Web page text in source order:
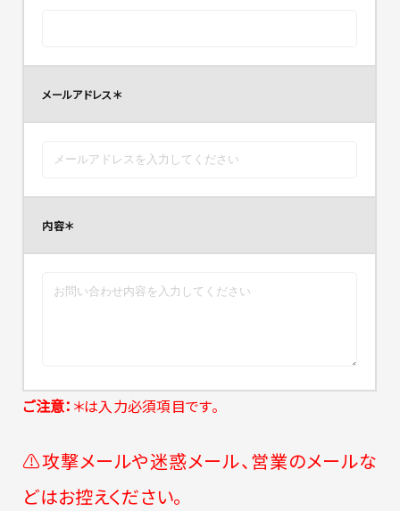
メールアドレス＊
内容＊
ご注意： ＊は入力必須項目です。
⚠攻撃メールや迷惑メール、営業のメールな
どはお控えください。